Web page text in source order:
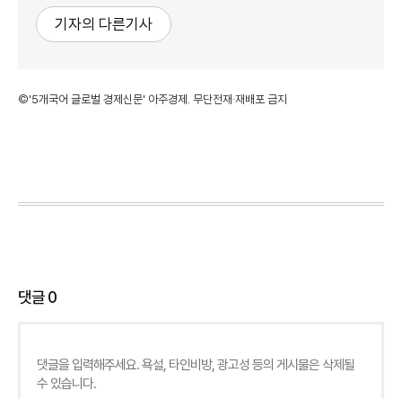
기자의 다른기사
©'5개국어 글로벌 경제신문' 아주경제. 무단전재·재배포 금지
댓글0